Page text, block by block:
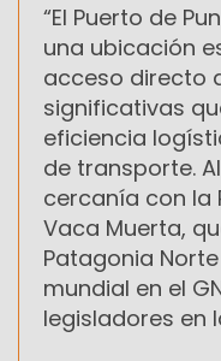
“El Puerto de
una ubicación
acceso directo
significativas
eficiencia
de transporte.
cercanía con la
Vaca Muerta,
Patagonia
mundial en el
legisladores en